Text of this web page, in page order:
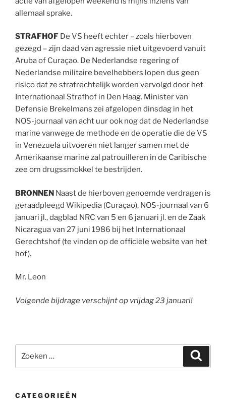
allemaal sprake.
STRAFHOF De VS heeft echter – zoals hierboven
gezegd – zijn daad van agressie niet uitgevoerd vanuit
Aruba of Curaçao. De Nederlandse regering of
Nederlandse militaire bevelhebbers lopen dus geen
risico dat ze strafrechtelijk worden vervolgd door het
Internationaal Strafhof in Den Haag. Minister van
Defensie Brekelmans zei afgelopen dinsdag in het
NOS-journaal van acht uur ook nog dat de Nederlandse
marine vanwege de methode en de operatie die de VS
in Venezuela uitvoeren niet langer samen met de
Amerikaanse marine zal patrouilleren in de Caribische
zee om drugssmokkel te bestrijden.
BRONNEN Naast de hierboven genoemde verdragen is
geraadpleegd Wikipedia (Curaçao), NOS-journaal van 6
januari jl., dagblad NRC van 5 en 6 januari jl. en de Zaak
Nicaragua van 27 juni 1986 bij het Internationaal
Gerechtshof (te vinden op de officiële website van het
hof).
Mr. Leon
Volgende bijdrage verschijnt op vrijdag 23 januari!
naar:
CATEGORIEËN